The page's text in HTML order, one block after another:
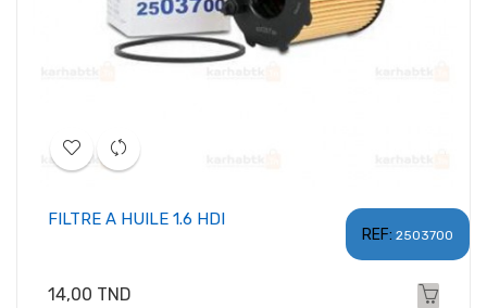
REF: 2503700
FILTRE A HUILE 1.6 HDI
Prix
14,00 TND